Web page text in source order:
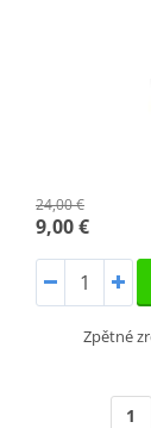
24,00 €
9,00 €
Zpětné
1